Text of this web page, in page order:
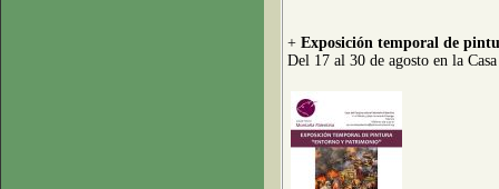
+ Exposición temporal de
Del 17 al 30 de agosto en la